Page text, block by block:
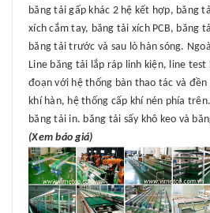
băng tải gấp khác 2 hệ kết hợp, băng
xích cắm tay, băng tải xích PCB, băng
băng tải trước và sau lò hàn sóng.
Line băng tải lắp ráp linh kiện, line test
đoạn với hệ thống bàn thao tác và
khí hàn, hệ thống cấp khí nén phía
băng tải in. băng tải sấy khô keo và
(Xem báo giá)